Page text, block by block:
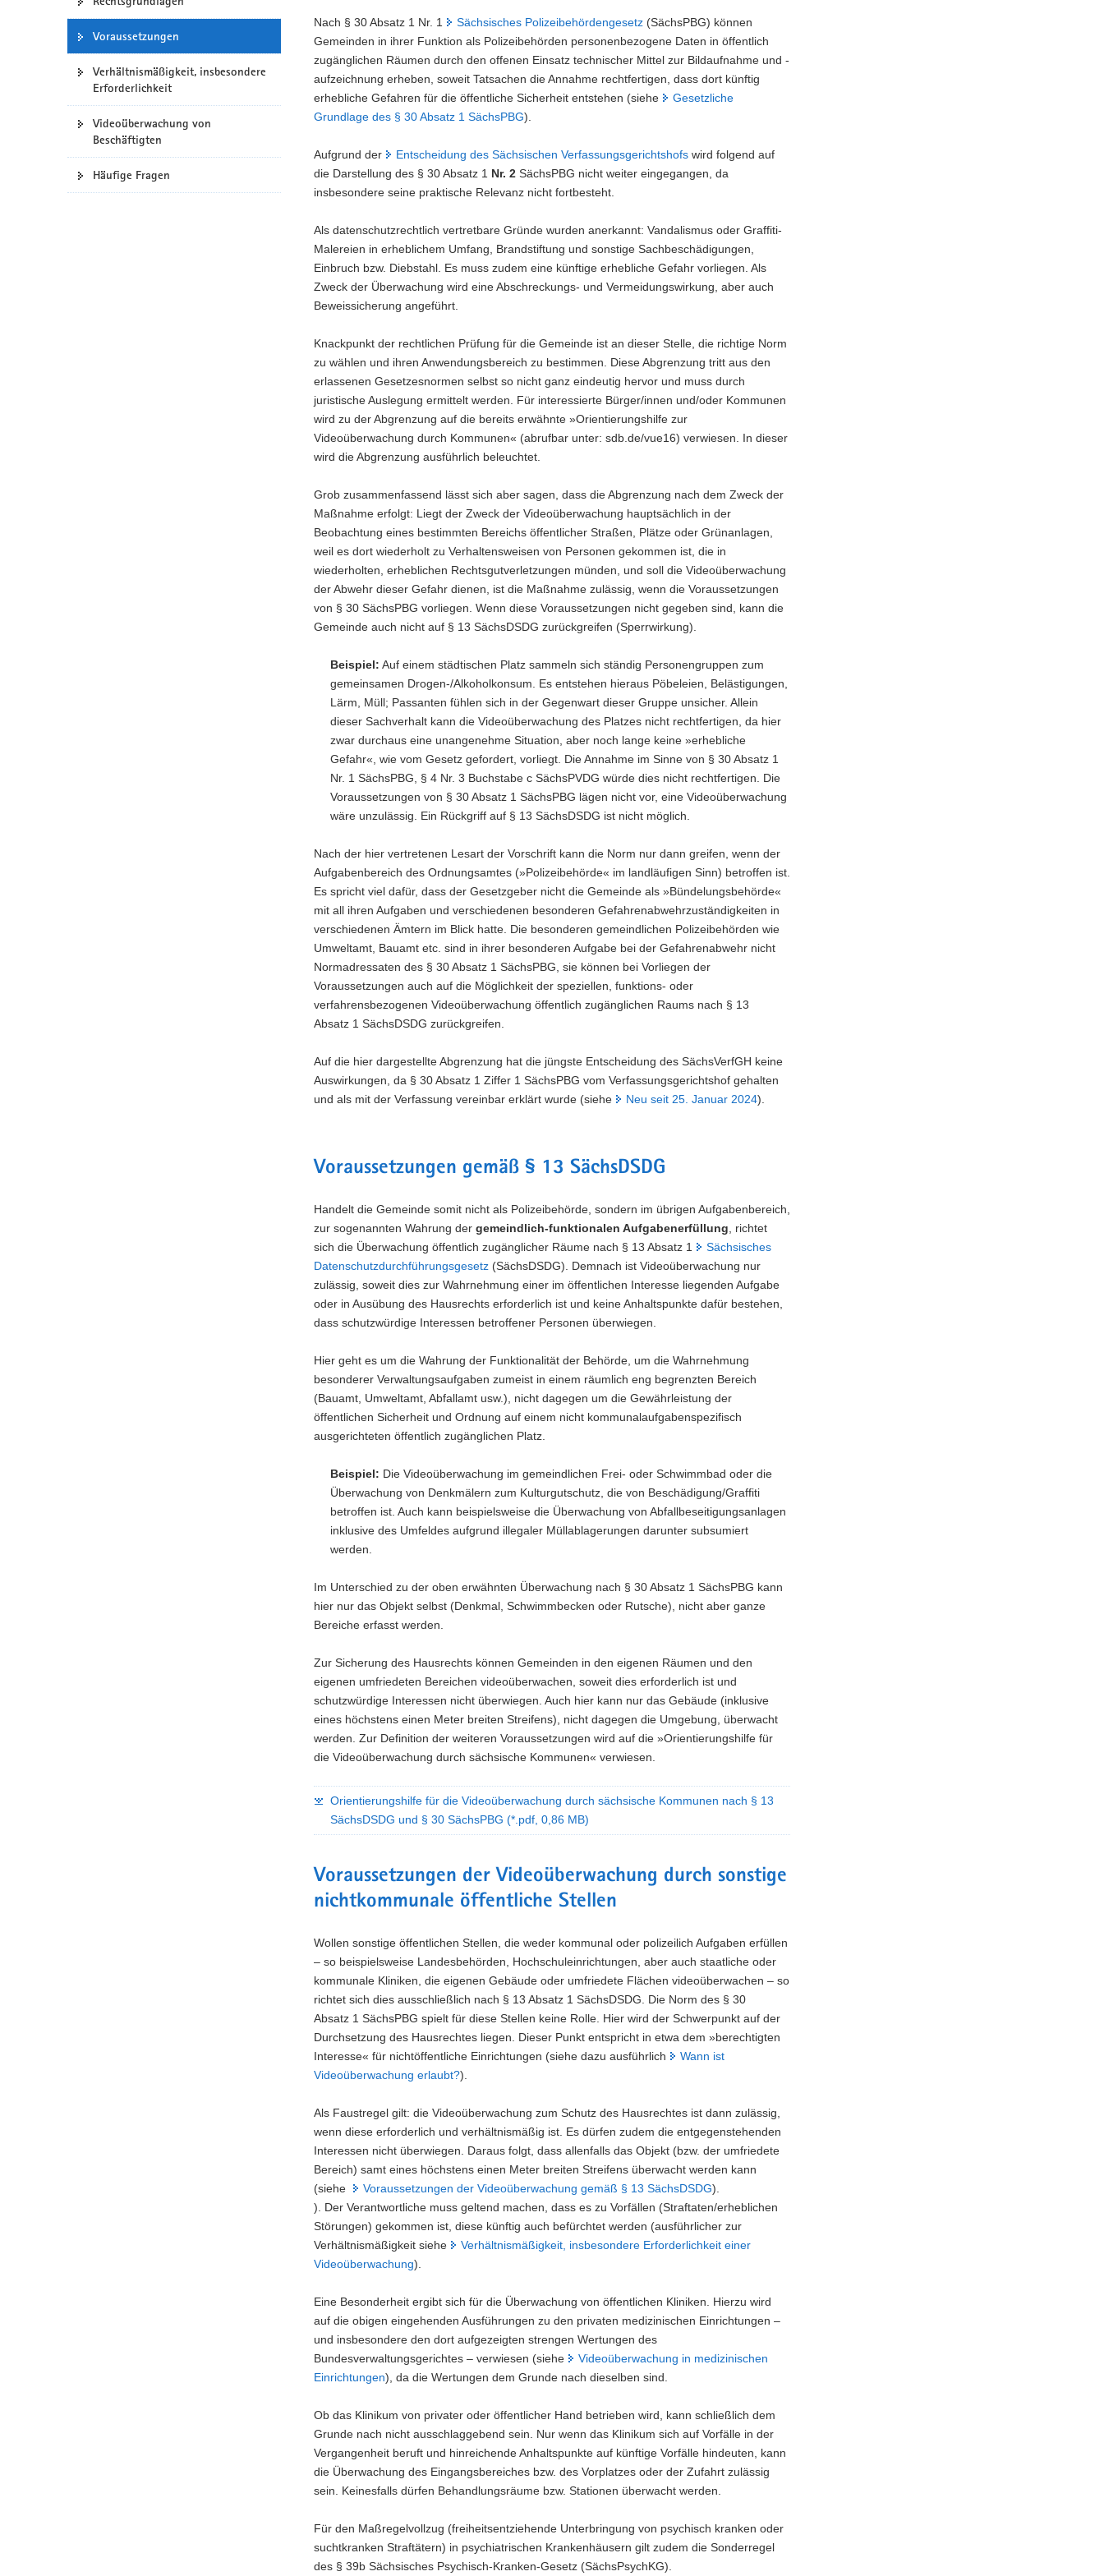
Voraussetzungen
Verhältnismäßigkeit, insbesondere
Erforderlichkeit
Videoüberwachung von
Beschäftigten
Häufige Fragen
Nach § 30 Absatz 1 Nr. 1 Sächsisches Polizeibehördengesetz (SächsPBG) können
Gemeinden in ihrer Funktion als Polizeibehörden personenbezogene Daten in öffentlich
zugänglichen Räumen durch den offenen Einsatz technischer Mittel zur Bildaufnahme und -
aufzeichnung erheben, soweit Tatsachen die Annahme rechtfertigen, dass dort künftig
erhebliche Gefahren für die öffentliche Sicherheit entstehen (siehe
Gesetzliche
Grundlage des § 30 Absatz 1 SächsPBG).
Aufgrund der Entscheidung des Sächsischen Verfassungsgerichtshofs wird folgend auf
die Darstellung des § 30 Absatz 1 Nr. 2 SächsPBG nicht weiter eingegangen, da
insbesondere seine praktische Relevanz nicht fortbesteht.
Als datenschutzrechtlich vertretbare Gründe wurden anerkannt: Vandalismus oder Graffiti-
Malereien in erheblichem Umfang, Brandstiftung und sonstige Sachbeschädigungen,
Einbruch bzw. Diebstahl. Es muss zudem eine künftige erhebliche Gefahr vorliegen. Als
Zweck der Überwachung wird eine Abschreckungs- und Vermeidungswirkung, aber auch
Beweissicherung angeführt.
Knackpunkt der rechtlichen Prüfung für die Gemeinde ist an dieser Stelle, die richtige Norm
zu wählen und ihren Anwendungsbereich zu bestimmen. Diese Abgrenzung tritt aus den
erlassenen Gesetzesnormen selbst so nicht ganz eindeutig hervor und muss durch
juristische Auslegung ermittelt werden. Für interessierte Bürger/innen und/oder Kommunen
wird zu der Abgrenzung auf die bereits erwähnte »Orientierungshilfe zur
Videoüberwachung durch Kommunen« (abrufbar unter: sdb.de/vue16) verwiesen. In dieser
wird die Abgrenzung ausführlich beleuchtet.
Grob zusammenfassend lässt sich aber sagen, dass die Abgrenzung nach dem Zweck der
Maßnahme erfolgt: Liegt der Zweck der Videoüberwachung hauptsächlich in der
Beobachtung eines bestimmten Bereichs öffentlicher Straßen, Plätze oder Grünanlagen,
weil es dort wiederholt zu Verhaltensweisen von Personen gekommen ist, die in
wiederholten, erheblichen Rechtsgutverletzungen münden, und soll die Videoüberwachung
der Abwehr dieser Gefahr dienen, ist die Maßnahme zulässig, wenn die Voraussetzungen
von § 30 SächsPBG vorliegen. Wenn diese Voraussetzungen nicht gegeben sind, kann die
Gemeinde auch nicht auf § 13 SächsDSDG zurückgreifen (Sperrwirkung).
Beispiel: Auf einem städtischen Platz sammeln sich ständig Personengruppen zum
gemeinsamen Drogen-/Alkoholkonsum. Es entstehen hieraus Pöbeleien, Belästigungen,
Lärm, Müll; Passanten fühlen sich in der Gegenwart dieser Gruppe unsicher. Allein
dieser Sachverhalt kann die Videoüberwachung des Platzes nicht rechtfertigen, da hier
zwar durchaus eine unangenehme Situation, aber noch lange keine »erhebliche
Gefahr«, wie vom Gesetz gefordert, vorliegt. Die Annahme im Sinne von § 30 Absatz 1
Nr. 1 SächsPBG, § 4 Nr. 3 Buchstabe c SächsPVDG würde dies nicht rechtfertigen. Die
Voraussetzungen von § 30 Absatz 1 SächsPBG lägen nicht vor, eine Videoüberwachung
wäre unzulässig. Ein Rückgriff auf § 13 SächsDSDG ist nicht möglich.
Nach der hier vertretenen Lesart der Vorschrift kann die Norm nur dann greifen, wenn der
Aufgabenbereich des Ordnungsamtes (»Polizeibehörde« im landläufigen Sinn) betroffen ist.
Es spricht viel dafür, dass der Gesetzgeber nicht die Gemeinde als »Bündelungsbehörde«
mit all ihren Aufgaben und verschiedenen besonderen Gefahrenabwehrzuständigkeiten in
verschiedenen Ämtern im Blick hatte. Die besonderen gemeindlichen Polizeibehörden wie
Umweltamt, Bauamt etc. sind in ihrer besonderen Aufgabe bei der Gefahrenabwehr nicht
Normadressaten des § 30 Absatz 1 SächsPBG, sie können bei Vorliegen der
Voraussetzungen auch auf die Möglichkeit der speziellen, funktions- oder
verfahrensbezogenen Videoüberwachung öffentlich zugänglichen Raums nach § 13
Absatz 1 SächsDSDG zurückgreifen.
Auf die hier dargestellte Abgrenzung hat die jüngste Entscheidung des SächsVerfGH keine
Auswirkungen, da § 30 Absatz 1 Ziffer 1 SächsPBG vom Verfassungsgerichtshof gehalten
und als mit der Verfassung vereinbar erklärt wurde (siehe
Neu seit 25. Januar 2024).
Voraussetzungen gemäß § 13 SächsDSDG
Handelt die Gemeinde somit nicht als Polizeibehörde, sondern im übrigen Aufgabenbereich,
zur sogenannten Wahrung der gemeindlich-funktionalen Aufgabenerfüllung , richtet
sich die Überwachung öffentlich zugänglicher Räume nach § 13 Absatz 1
Sächsisches
Datenschutzdurchführungsgesetz (SächsDSDG). Demnach ist Videoüberwachung nur
zulässig, soweit dies zur Wahrnehmung einer im öffentlichen Interesse liegenden Aufgabe
oder in Ausübung des Hausrechts erforderlich ist und keine Anhaltspunkte dafür bestehen,
dass schutzwürdige Interessen betroffener Personen überwiegen.
Hier geht es um die Wahrung der Funktionalität der Behörde, um die Wahrnehmung
besonderer Verwaltungsaufgaben zumeist in einem räumlich eng begrenzten Bereich
(Bauamt, Umweltamt, Abfallamt usw.), nicht dagegen um die Gewährleistung der
öffentlichen Sicherheit und Ordnung auf einem nicht kommunalaufgabenspezifisch
ausgerichteten öffentlich zugänglichen Platz.
Beispiel: Die Videoüberwachung im gemeindlichen Frei- oder Schwimmbad oder die
Überwachung von Denkmälern zum Kulturgutschutz, die von Beschädigung/Graffiti
betroffen ist. Auch kann beispielsweise die Überwachung von Abfallbeseitigungsanlagen
inklusive des Umfeldes aufgrund illegaler Müllablagerungen darunter subsumiert
werden.
Im Unterschied zu der oben erwähnten Überwachung nach § 30 Absatz 1 SächsPBG kann
hier nur das Objekt selbst (Denkmal, Schwimmbecken oder Rutsche), nicht aber ganze
Bereiche erfasst werden.
Zur Sicherung des Hausrechts können Gemeinden in den eigenen Räumen und den
eigenen umfriedeten Bereichen videoüberwachen, soweit dies erforderlich ist und
schutzwürdige Interessen nicht überwiegen. Auch hier kann nur das Gebäude (inklusive
eines höchstens einen Meter breiten Streifens), nicht dagegen die Umgebung, überwacht
werden. Zur Definition der weiteren Voraussetzungen wird auf die »Orientierungshilfe für
die Videoüberwachung durch sächsische Kommunen« verwiesen.
Orientierungshilfe für die Videoüberwachung durch sächsische Kommunen nach § 13
SächsDSDG und § 30 SächsPBG (*.pdf, 0,86 MB)
Voraussetzungen der Videoüberwachung durch sonstige
nichtkommunale öffentliche Stellen
Wollen sonstige öffentlichen Stellen, die weder kommunal oder polizeilich Aufgaben erfüllen
– so beispielsweise Landesbehörden, Hochschuleinrichtungen, aber auch staatliche oder
kommunale Kliniken, die eigenen Gebäude oder umfriedete Flächen videoüberwachen – so
richtet sich dies ausschließlich nach § 13 Absatz 1 SächsDSDG. Die Norm des § 30
Absatz 1 SächsPBG spielt für diese Stellen keine Rolle. Hier wird der Schwerpunkt auf der
Durchsetzung des Hausrechtes liegen. Dieser Punkt entspricht in etwa dem »berechtigten
Interesse« für nichtöffentliche Einrichtungen (siehe dazu ausführlich
Wann ist
Videoüberwachung erlaubt?).
Als Faustregel gilt: die Videoüberwachung zum Schutz des Hausrechtes ist dann zulässig,
wenn diese erforderlich und verhältnismäßig ist. Es dürfen zudem die entgegenstehenden
Interessen nicht überwiegen. Daraus folgt, dass allenfalls das Objekt (bzw. der umfriedete
Bereich) samt eines höchstens einen Meter breiten Streifens überwacht werden kann
(siehe
Voraussetzungen der Videoüberwachung gemäß § 13 SächsDSDG).
). Der Verantwortliche muss geltend machen, dass es zu Vorfällen (Straftaten/erheblichen
Störungen) gekommen ist, diese künftig auch befürchtet werden (ausführlicher zur
Verhältnismäßigkeit siehe
Verhältnismäßigkeit, insbesondere Erforderlichkeit einer
Videoüberwachung).
Eine Besonderheit ergibt sich für die Überwachung von öffentlichen Kliniken. Hierzu wird
auf die obigen eingehenden Ausführungen zu den privaten medizinischen Einrichtungen –
und insbesondere den dort aufgezeigten strengen Wertungen des
Bundesverwaltungsgerichtes – verwiesen (siehe
Videoüberwachung in medizinischen
Einrichtungen), da die Wertungen dem Grunde nach dieselben sind.
Ob das Klinikum von privater oder öffentlicher Hand betrieben wird, kann schließlich dem
Grunde nach nicht ausschlaggebend sein. Nur wenn das Klinikum sich auf Vorfälle in der
Vergangenheit beruft und hinreichende Anhaltspunkte auf künftige Vorfälle hindeuten, kann
die Überwachung des Eingangsbereiches bzw. des Vorplatzes oder der Zufahrt zulässig
sein. Keinesfalls dürfen Behandlungsräume bzw. Stationen überwacht werden.
Für den Maßregelvollzug (freiheitsentziehende Unterbringung von psychisch kranken oder
suchtkranken Straftätern) in psychiatrischen Krankenhäusern gilt zudem die Sonderregel
des § 39b Sächsisches Psychisch-Kranken-Gesetz (SächsPsychKG).